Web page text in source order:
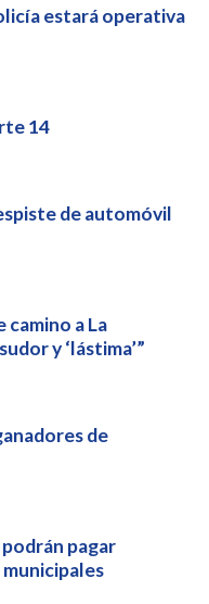
estará operativa
14
de automóvil
a La
y ‘lástima’”
de
pagar